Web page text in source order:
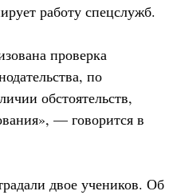
работу спецслужб.
проверка
по
обстоятельств,
— говорится в
двое учеников. Об